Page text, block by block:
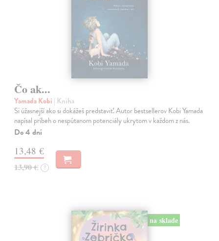
Čo ak...
Yamada Kobi | Kniha
Si úžasnejší ako si dokážeš predstaviť. Autor bestsellerov Kobi Yamada
napísal príbeh o nespútanom potenciály ukrytom v každom z nás.
Do 4 dní
13,48 €
13,90 € ?
na sklade